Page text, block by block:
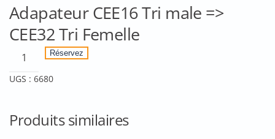
Adapateur CEE16 Tri male =>
CEE32 Tri Femelle
quantité
Adapateur
Tri
male
Réservez
UGS : 6680
Produits similaires